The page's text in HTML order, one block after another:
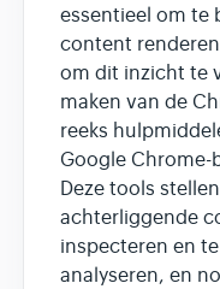
essentieel om te
content
om dit inzicht te
maken van de
reeks
Google
Deze tools
achterliggende
inspecteren en
analyseren, en